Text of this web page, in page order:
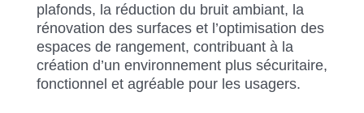
plafonds, la réduction du bruit ambiant, la
rénovation des surfaces et l’optimisation des
espaces de rangement, contribuant à la
création d’un environnement plus sécuritaire,
fonctionnel et agréable pour les usagers.